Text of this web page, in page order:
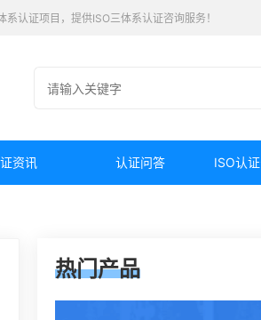
认证项目，提供ISO三体系认证咨询服务！
资讯 认证问答 ISO认
热门产品